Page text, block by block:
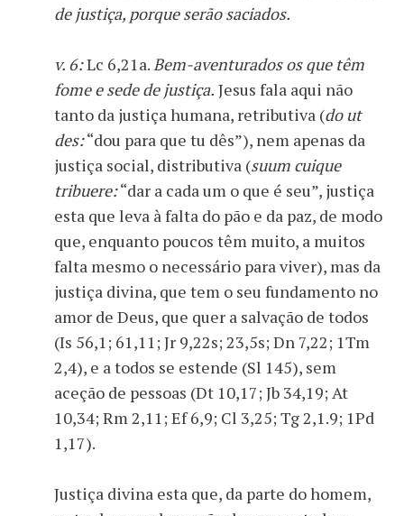
de justiça, porque serão saciados.
v. 6:Lc 6,21a.Bem-aventurados os que têm
fome e sede de justiça. Jesus fala aqui não
tanto da justiça humana, retributiva (do ut
des:“dou para que tu dês”), nem apenas da
justiça social, distributiva (suum cuique
tribuere:“dar a cada um o que é seu”, justiça
esta que leva à falta do pão e da paz, de modo
que, enquanto poucos têm muito, a muitos
falta mesmo o necessário para viver), mas da
justiça divina, que tem o seu fundamento no
amor de Deus, que quer a salvação de todos
(Is 56,1; 61,11; Jr 9,22s; 23,5s; Dn 7,22; 1Tm
2,4), e a todos se estende (Sl 145), sem
aceção de pessoas (Dt 10,17; Jb 34,19; At
10,34; Rm 2,11; Ef 6,9; Cl 3,25; Tg 2,1.9; 1Pd
1,17).
Justiça divina esta que, da parte do homem,